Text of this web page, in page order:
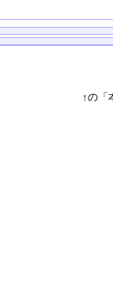
↑の「